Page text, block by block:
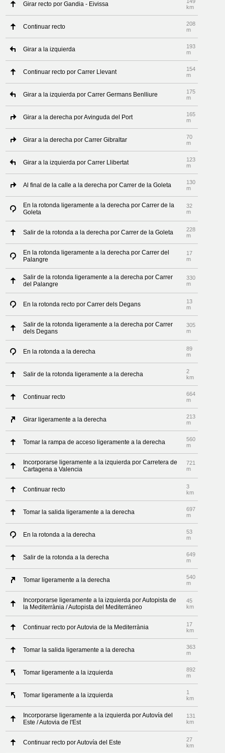
Girar recto por Gandia - Eivissa
km
Continuar recto
208
m
Girar a la izquierda
193
m
Continuar recto por Carrer Llevant
154
m
Girar a la izquierda por Carrer Germans Benlliure
175
m
Girar a la derecha por Avinguda del Port
165
m
Girar a la derecha por Carrer Gibraltar
70
m
Girar a la izquierda por Carrer Llibertat
123
m
Al final de la calle a la derecha por Carrer de la Goleta
130
m
En la rotonda ligeramente a la derecha por Carrer de la
Goleta
32
m
Salir de la rotonda a la derecha por Carrer de la Goleta
228
m
En la rotonda ligeramente a la derecha por Carrer del
Palangre
17
m
Salir de la rotonda ligeramente a la derecha por Carrer
del Palangre
330
m
En la rotonda recto por Carrer dels Degans
13
m
Salir de la rotonda ligeramente a la derecha por Carrer
dels Degans
305
m
En la rotonda a la derecha
89
m
Salir de la rotonda ligeramente a la derecha
2
km
Continuar recto
664
m
Girar ligeramente a la derecha
213
m
Tomar la rampa de acceso ligeramente a la derecha
560
m
Incorporarse ligeramente a la izquierda por Carretera de
Cartagena a Valencia
721
m
Continuar recto
3
km
Tomar la salida ligeramente a la derecha
697
m
En la rotonda a la derecha
53
m
Salir de la rotonda a la derecha
649
m
Tomar ligeramente a la derecha
540
m
Incorporarse ligeramente a la izquierda por Autopista de
la Mediterrània / Autopista del Mediterráneo
45
km
Continuar recto por Autovia de la Mediterrània
17
km
Tomar la salida ligeramente a la derecha
363
m
Tomar ligeramente a la izquierda
892
m
Tomar ligeramente a la izquierda
1
km
Incorporarse ligeramente a la izquierda por Autovía del
Este / Autovia de l'Est
131
km
Continuar recto por Autovía del Este
27
km